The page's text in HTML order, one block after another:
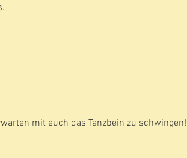
mit euch das Tanzbein zu schwingen!